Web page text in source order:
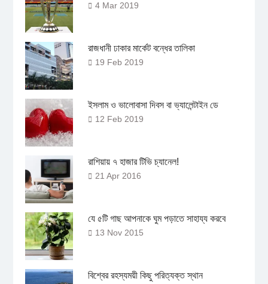
4 Mar 2019
রাজধানী ঢাকার মার্কেট বন্ধের তালিকা
19 Feb 2019
ইসলাম ও ভালোবাসা দিবস বা ভ্যালেন্টাইন ডে
12 Feb 2019
রাশিয়ায় ৭ হাজার টিভি চ্যানেল!
21 Apr 2016
যে ৫টি গাছ আপনাকে ঘুম পড়াতে সাহায্য করবে
13 Nov 2015
বিশ্বের রহস্যময়ী কিছু পরিত্যক্ত স্থান